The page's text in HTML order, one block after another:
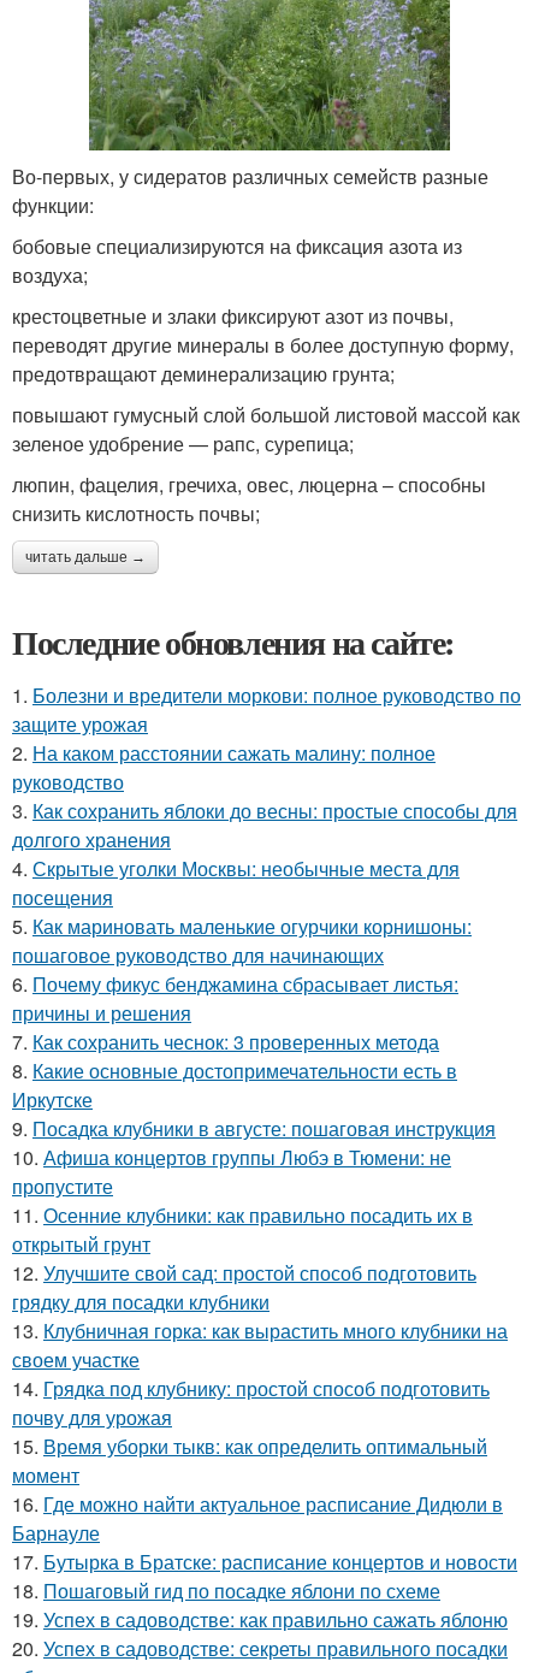
Во-первых, у сидератов различных семейств разные
функции:
бобовые специализируются на фиксация азота из
воздуха;
крестоцветные и злаки фиксируют азот из почвы,
переводят другие минералы в более доступную форму,
предотвращают деминерализацию грунта;
повышают гумусный слой большой листовой массой как
зеленое удобрение — рапс, сурепица;
люпин, фацелия, гречиха, овес, люцерна – способны
снизить кислотность почвы;
читать дальше →
Последние обновления на сайте:
1. Болезни и вредители моркови: полное руководство по
защите урожая
2. На каком расстоянии сажать малину: полное
руководство
3. Как сохранить яблоки до весны: простые способы для
долгого хранения
4. Скрытые уголки Москвы: необычные места для
посещения
5. Как мариновать маленькие огурчики корнишоны:
пошаговое руководство для начинающих
6. Почему фикус бенджамина сбрасывает листья:
причины и решения
7. Как сохранить чеснок: 3 проверенных метода
8. Какие основные достопримечательности есть в
Иркутске
9. Посадка клубники в августе: пошаговая инструкция
10. Афиша концертов группы Любэ в Тюмени: не
пропустите
11. Осенние клубники: как правильно посадить их в
открытый грунт
12. Улучшите свой сад: простой способ подготовить
грядку для посадки клубники
13. Клубничная горка: как вырастить много клубники на
своем участке
14. Грядка под клубнику: простой способ подготовить
почву для урожая
15. Время уборки тыкв: как определить оптимальный
момент
16. Где можно найти актуальное расписание Дидюли в
Барнауле
17. Бутырка в Братске: расписание концертов и новости
18. Пошаговый гид по посадке яблони по схеме
19. Успех в садоводстве: как правильно сажать яблоню
20. Успех в садоводстве: секреты правильного посадки